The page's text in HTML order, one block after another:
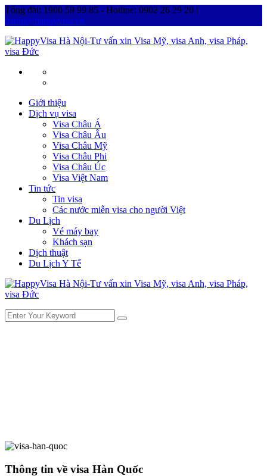
Tổng đài: 1900 59 99 85 - Hotline: 0902 26 29 20 |
hanoi@happyvisa.vn
Giới thiệu
Dịch vụ visa
Visa Châu Á
Visa Châu Âu
Visa Châu Mỹ
Visa Châu Phi
Visa Châu Úc
Visa Việt Nam
Tin tức
Tin visa
Các nước miễn visa cho người Việt
Du Lịch
Vé máy bay
Khách sạn
Dịch thuật
Du Lịch Y Tế
Thông tin về visa Hàn Quốc